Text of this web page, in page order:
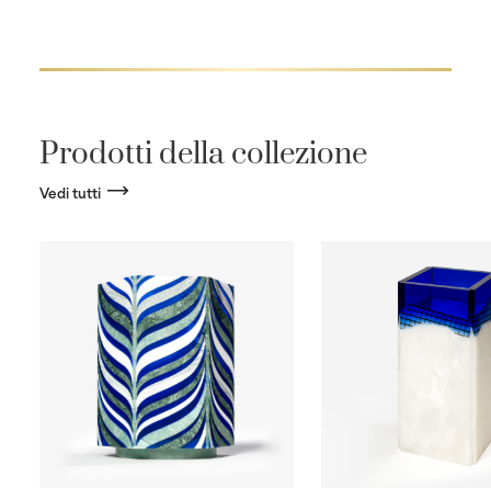
Prodotti della collezione
Vedi tutti